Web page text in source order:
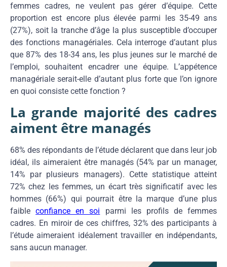
femmes cadres, ne veulent pas gérer d’équipe. Cette
proportion est encore plus élevée parmi les 35-49 ans
(27%), soit la tranche d’âge la plus susceptible d’occuper
des fonctions managériales. Cela interroge d’autant plus
que 87% des 18-34 ans, les plus jeunes sur le marché de
l’emploi, souhaitent encadrer une équipe. L’appétence
managériale serait-elle d’autant plus forte que l’on ignore
en quoi consiste cette fonction ?
La grande majorité des cadres
aiment être managés
68% des répondants de l’étude déclarent que dans leur job
idéal, ils aimeraient être managés (54% par un manager,
14% par plusieurs managers). Cette statistique atteint
72% chez les femmes, un écart très significatif avec les
hommes (66%) qui pourrait être la marque d’une plus
faibleconfiance en soi parmi les profils de femmes
cadres. En miroir de ces chiffres, 32% des participants à
l’étude aimeraient idéalement travailler en indépendants,
sans aucun manager.